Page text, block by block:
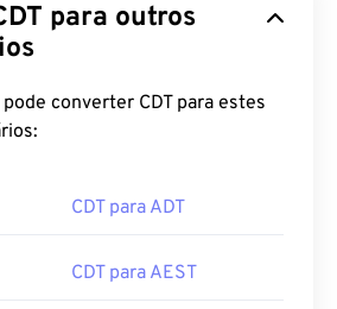
para outros
converter CDT para estes
CDT para ADT
CDT para AEST